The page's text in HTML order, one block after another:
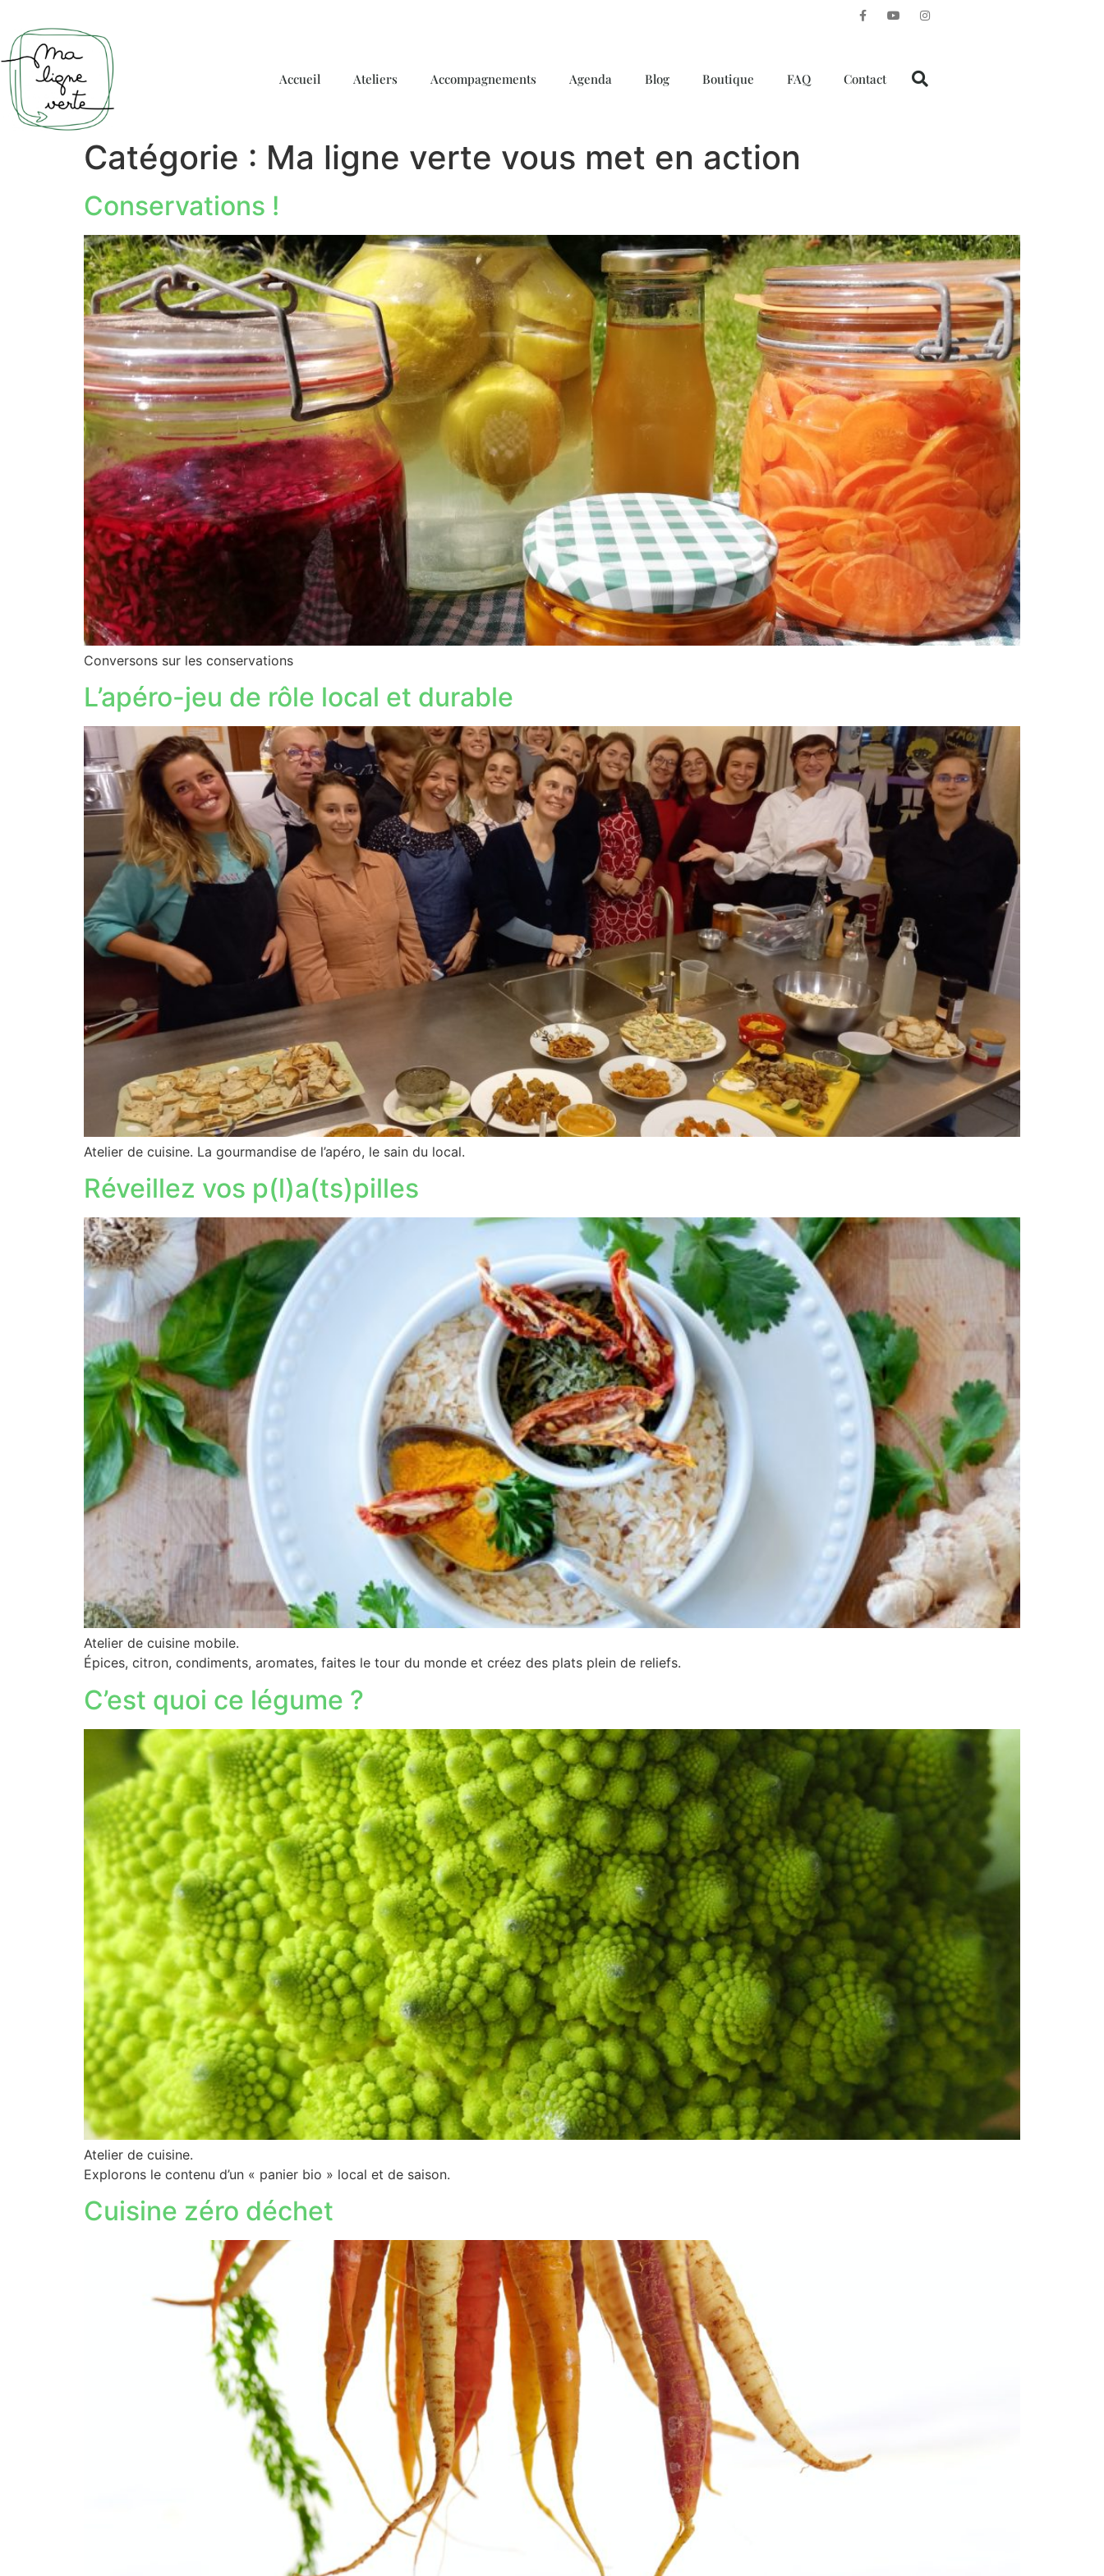
Accueil Ateliers Accompagnements Agenda Blog Boutique FAQ Contact
Catégorie : Ma ligne verte vous met en action
Conservations !
Conversons sur les conservations
L’apéro-jeu de rôle local et durable
Atelier de cuisine. La gourmandise de l’apéro, le sain du local.
Réveillez vos p(l)a(ts)pilles
Atelier de cuisine mobile.
Épices, citron, condiments, aromates, faites le tour du monde et créez des plats plein de reliefs.
C’est quoi ce légume ?
Atelier de cuisine.
Explorons le contenu d’un « panier bio » local et de saison.
Cuisine zéro déchet